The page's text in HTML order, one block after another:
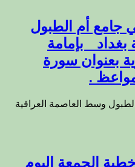
جامع أم الطبول
_ بإمامة
بعنوان سورة
.
وسط العاصمة العراقية
الجمعة اليوم _